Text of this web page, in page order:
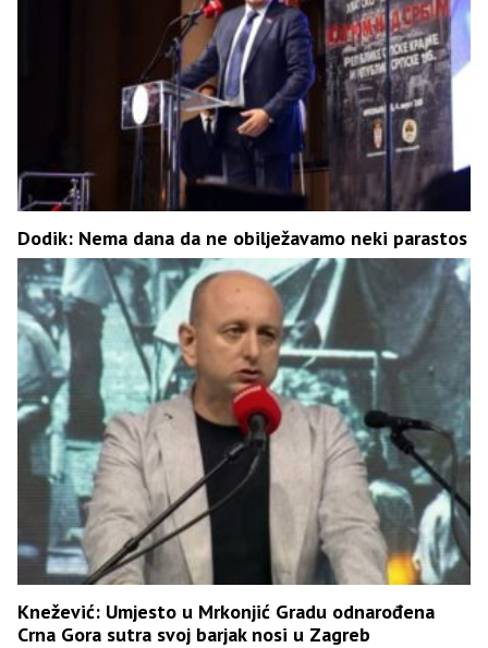
Dodik: Nema dana da ne obilježavamo neki parastos
Knežević: Umjesto u Mrkonjić Gradu odnarođena
Crna Gora sutra svoj barjak nosi u Zagreb